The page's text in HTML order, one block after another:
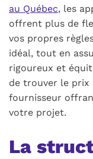
au Québec, les
offrent plus de
vos propres
idéal, tout en
rigoureux et
de trouver le prix
fournisseur
votre projet.
La